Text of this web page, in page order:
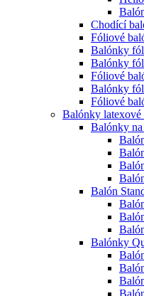
Chodící
Fóliové
Balónky
Balónky
Fóliové
Balónky
Fóliové
Balónky
Balónky
Balón
Balónky